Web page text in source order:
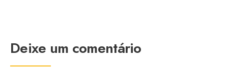
Deixe um comentário